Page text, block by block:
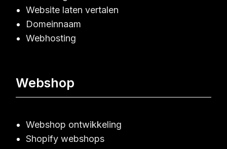
Website laten vertalen
Domeinnaam
Webhosting
Webshop
Webshop ontwikkeling
Shopify webshops